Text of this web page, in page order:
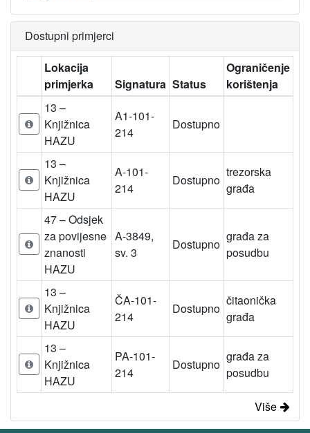
Dostupni primjerci
Lokacija
primjerka
Signatura Status
Ograničenje
korištenja
13 –
Knjižnica
HAZU
A1-101-
214
Dostupno
13 –
Knjižnica
HAZU
A-101-
214
Dostupno
trezorska
građa
47 – Odsjek
za povijesne
znanosti
HAZU
A-3849,
sv. 3
Dostupno
građa za
posudbu
13 –
Knjižnica
HAZU
ČA-101-
214
Dostupno
čitaonička
građa
13 –
Knjižnica
HAZU
PA-101-
214
Dostupno
građa za
posudbu
Više